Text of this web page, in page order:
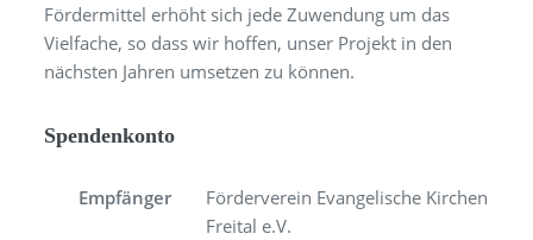
Fördermittel erhöht sich jede Zuwendung um das
Vielfache, so dass wir hoffen, unser Projekt in den
nächsten Jahren umsetzen zu können.
Spendenkonto
Empfänger
Förderverein Evangelische Kirchen
Freital e.V.